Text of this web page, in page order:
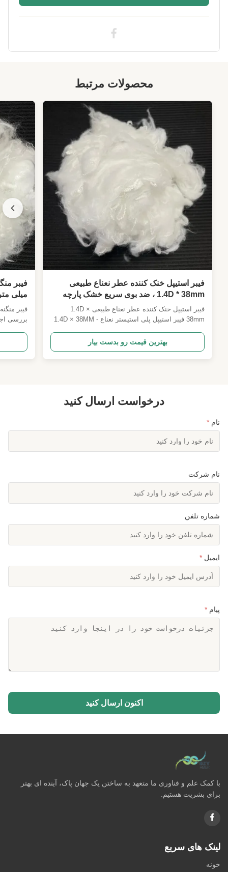
محصولات مرتبط
فیبر استیپل خنک کننده عطر نعناع طبیعی
1.4D * 38mm ، ضد بوی سریع خشک پارچه
خام استیپل
فیبر استیپل خنک کننده عطر نعناع طبیعی 1.4D ×
38mm فیبر استیپل پلی استیستر نعناع - 1.4D × 38MM
خام نساجی تابستانی کاربردی با عملکرد بالا است که به
طور خاص برای صنعت لباس خنک کننده، مقاوم به بوی
بهترین قیمت رو بدست بیار
میلی
کشباف
بررسی
یافته
راحتی
درخواست ارسال کنید
نام *
نام شرکت
شماره تلفن
ایمیل *
پیام *
اکنون ارسال کنید
با کمک علم و فناوری ما متعهد به ساختن یک جهان پاک، آینده ای بهتر
برای بشریت هستیم.
لینک های سریع
خونه